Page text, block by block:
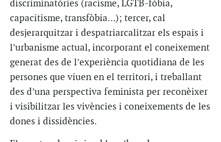
discriminatòries (racisme, LGTB-fòbia,
capacitisme, transfòbia…); tercer, cal
desjerarquitzar i despatriarcalitzar els espais i
l’urbanisme actual, incorporant el coneixement
generat des de l’experiència quotidiana de les
persones que viuen en el territori, i treballant
des d’una perspectiva feminista per reconèixer
i visibilitzar les vivències i coneixements de les
dones i dissidències.